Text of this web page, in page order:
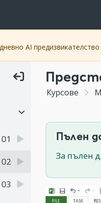
AI
Курсове
Пълен
За пълен